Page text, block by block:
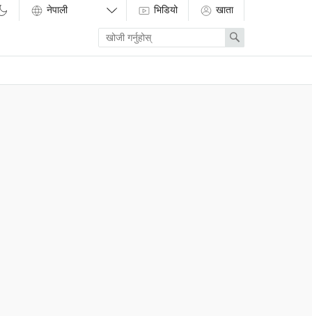
भिडियो खाता
Enter
search
term
Search